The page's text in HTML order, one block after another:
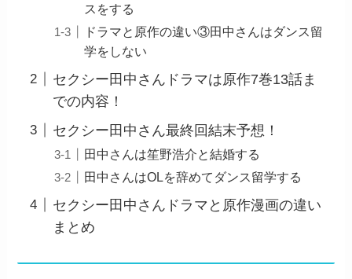
スをする
ドラマと原作の違い③田中さんはダンス留
学をしない
セクシー田中さんドラマは原作7巻13話ま
での内容！
セクシー田中さん最終回結末予想！
田中さんは笙野浩介と結婚する
田中さんはOLを辞めてダンス留学する
セクシー田中さんドラマと原作漫画の違い
まとめ